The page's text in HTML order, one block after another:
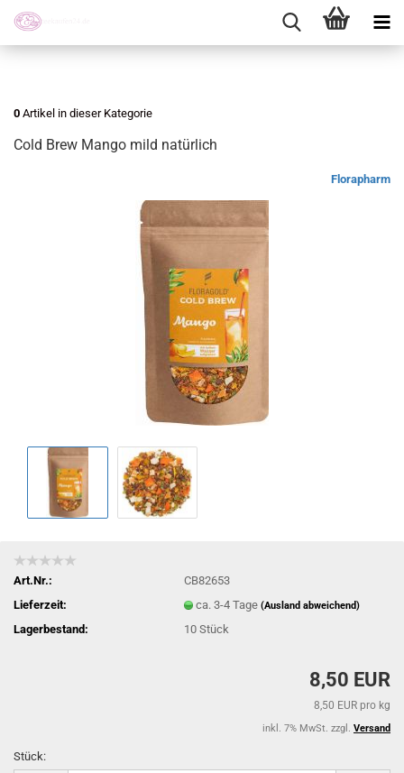
0 Artikel in dieser Kategorie
Cold Brew Mango mild natürlich
Florapharm
Art.Nr.:
CB82653
Lieferzeit:
ca. 3-4 Tage(Ausland abweichend)
Lagerbestand: 10Stück
8,50 EUR
8,50 EUR pro kg
inkl. 7% MwSt. zzgl. Versand
Stück: